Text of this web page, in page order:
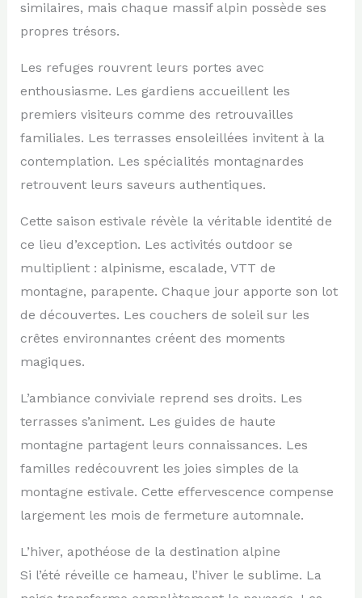
similaires, mais chaque massif alpin possède ses
propres trésors.
Les refuges rouvrent leurs portes avec
enthousiasme. Les gardiens accueillent les
premiers visiteurs comme des retrouvailles
familiales. Les terrasses ensoleillées invitent à la
contemplation. Les spécialités montagnardes
retrouvent leurs saveurs authentiques.
Cette saison estivale révèle la véritable identité de
ce lieu d’exception. Les activités outdoor se
multiplient : alpinisme, escalade, VTT de
montagne, parapente. Chaque jour apporte son lot
de découvertes. Les couchers de soleil sur les
crêtes environnantes créent des moments
magiques.
L’ambiance conviviale reprend ses droits. Les
terrasses s’animent. Les guides de haute
montagne partagent leurs connaissances. Les
familles redécouvrent les joies simples de la
montagne estivale. Cette effervescence compense
largement les mois de fermeture automnale.
L’hiver, apothéose de la destination alpine
Si l’été réveille ce hameau, l’hiver le sublime. La